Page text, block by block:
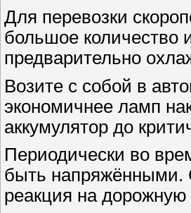
Для перевозки
большое количество
предварительно
Возите с собой в
экономичнее ламп
аккумулятор до
Периодически во
быть напряжёнными.
реакция на